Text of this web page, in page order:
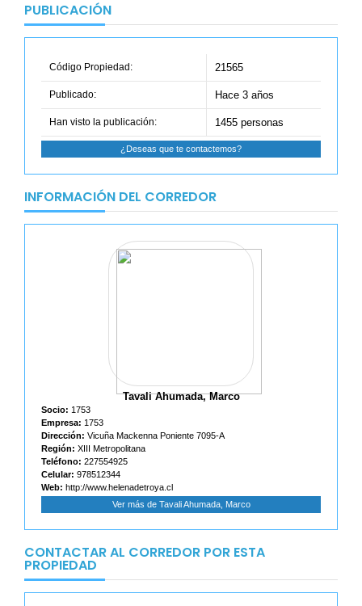
PUBLICACIÓN
Código Propiedad: 21565
Publicado: Hace 3 años
Han visto la publicación: 1455 personas
¿Deseas que te contactemos?
INFORMACIÓN DEL CORREDOR
Tavali Ahumada, Marco
Socio: 1753
Empresa: 1753
Dirección: Vicuña Mackenna Poniente 7095-A
Región: XIII Metropolitana
Teléfono: 227554925
Celular: 978512344
Web: http://www.helenadetroya.cl
Ver más de Tavali Ahumada, Marco
CONTACTAR AL CORREDOR POR ESTA
PROPIEDAD